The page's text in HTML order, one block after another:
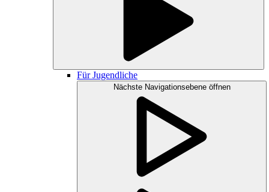
Für Jugendliche
Nächste Navigationsebene öffnen